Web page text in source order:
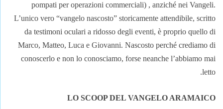
pompati per operazioni commerciali) , anziché nei Vangeli.
L’unico vero “vangelo nascosto” storicamente attendibile, scritto
da testimoni oculari a ridosso degli eventi, è proprio quello di
Marco, Matteo, Luca e Giovanni. Nascosto perché crediamo di
conoscerlo e non lo conosciamo, forse neanche l’abbiamo mai
letto.
LO SCOOP DEL VANGELO ARAMAICO